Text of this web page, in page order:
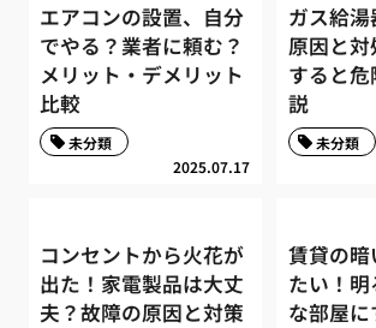
エアコンの設置、自分
でやる？業者に頼む？
メリット・デメリット
比較
2025.07.17
未分類
ガス給湯
原因と
すると
説
未分類
コンセントから火花が
出た！家電製品は大丈
夫？故障の原因と対策
賃貸の
たい！
な部屋